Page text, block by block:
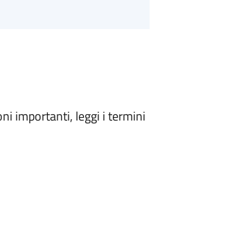
importanti, leggi i termini